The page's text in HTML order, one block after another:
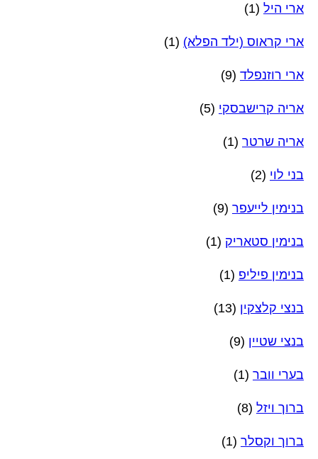
ארי היל (1)
ארי קראוס (ילד הפלא) (1)
ארי רוזנפלד (9)
אריה קרישבסקי (5)
אריה שרטר (1)
בני לוי (2)
בנימין לייעפר (9)
בנימין סטאריק (1)
בנימין פיליפ (1)
בנצי קלצקין (13)
בנצי שטיין (9)
בערי וובר (1)
ברוך ויזל (8)
ברוך וקסלר (1)